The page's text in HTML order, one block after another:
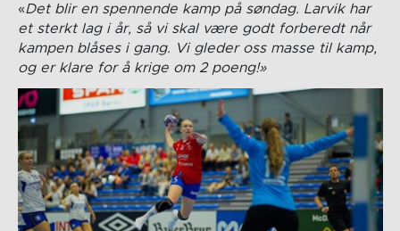
«Det blir en spennende kamp på søndag. Larvik har
et sterkt lag i år, så vi skal være godt forberedt når
kampen blåses i gang. Vi gleder oss masse til kamp,
og er klare for å krige om 2 poeng!»